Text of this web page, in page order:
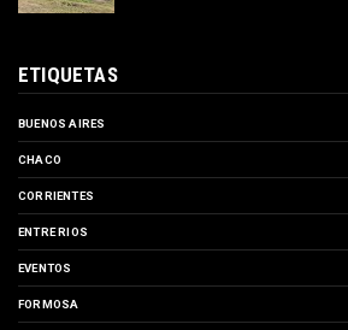
ETIQUETAS
BUENOS AIRES
CHACO
CORRIENTES
ENTRE RIOS
EVENTOS
FORMOSA